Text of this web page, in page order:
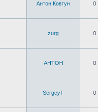
Антон Ковтун 0
zurg 0
AHTOH 0
SergeyT 0